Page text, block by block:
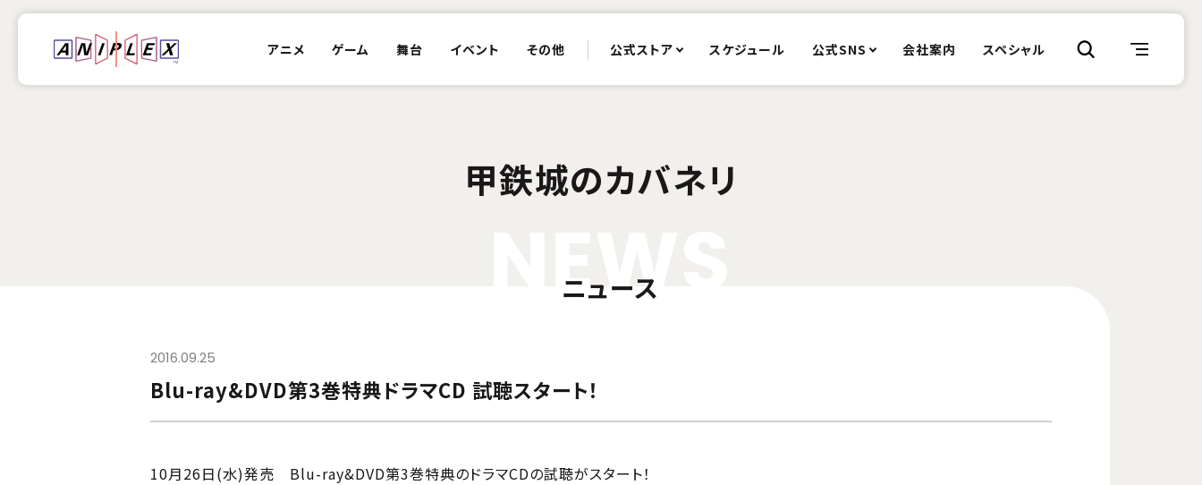
アニメ ゲーム 舞台 イベント その他 公式ストア スケジュール 公式SNS 会社案内 スペシャル
甲鉄城のカバネリ
EW
ニュース
2016.09.25
Blu-ray&DVD第3巻特典ドラマCD 試聴スタート！
10月26日(水)発売 Blu-ray&DVD第3巻特典のドラマCDの試聴がスタート！